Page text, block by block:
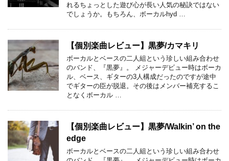
れるちょっとした遊び心が長い人気の秘訣ではない
でしょうか。もちろん、ボーカルhyd …
【個別楽曲レビュー】黒夢/カマキリ
ボーカルとベースの二人組という珍しい組み合わせ
のバンド、『黒夢』。 メジャーデビュー時はボーカ
ル、ベース、ギターの3人構成だったのですが途中
でギターの臣が脱退。その後はメンバー補充するこ
となくボーカル …
【個別楽曲レビュー】黒夢/Walkin’ on the
edge
ボーカルとベースの二人組という珍しい組み合わせ